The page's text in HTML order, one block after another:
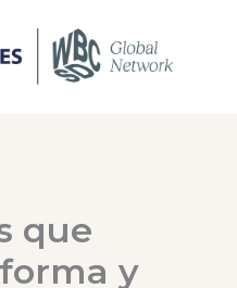
que
y